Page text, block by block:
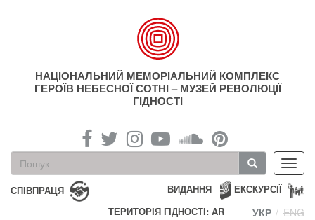
НАЦІОНАЛЬНИЙ МЕМОРІАЛЬНИЙ КОМПЛЕКС
ГЕРОЇВ НЕБЕСНОЇ СОТНІ – МУЗЕЙ РЕВОЛЮЦІЇ
ГІДНОСТІ
Пошукова
форма
Пошук
СПІВПРАЦЯ ЕКСКУРСІЇ
ВИДАННЯ
ТЕРИТОРІЯ ГІДНОСТІ: AR
УКР ENG